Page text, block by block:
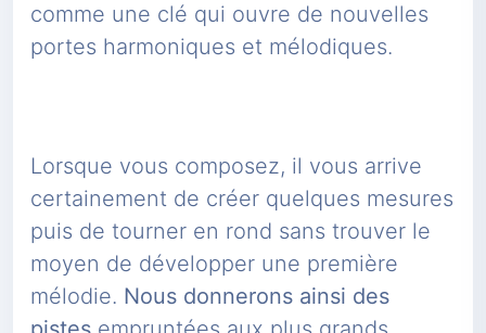
comme une clé qui ouvre de nouvelles
portes harmoniques et mélodiques.
Lorsque vous composez, il vous arrive
certainement de créer quelques mesures
puis de tourner en rond sans trouver le
moyen de développer une première
mélodie. Nous donnerons ainsi des